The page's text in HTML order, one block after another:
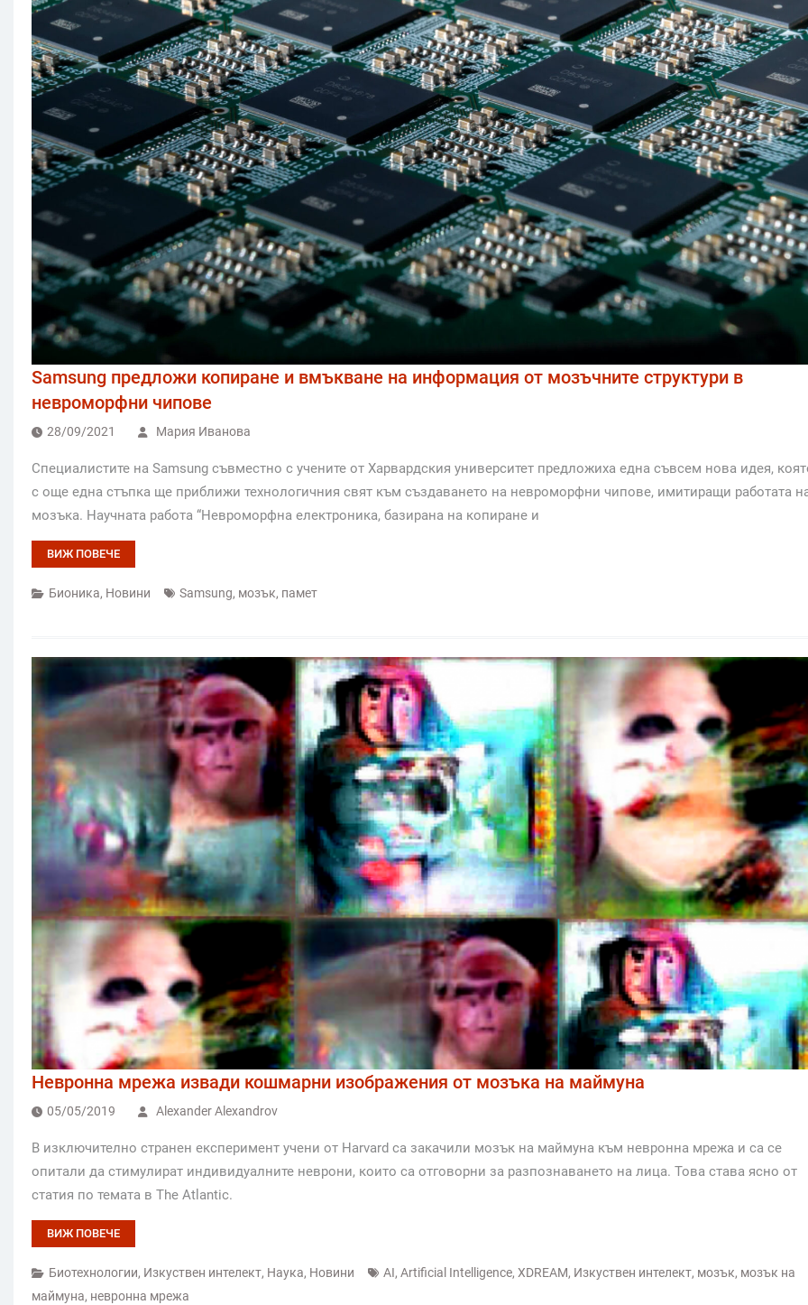
Samsung предложи копиране и вмъкване на информация от мозъчните структури в
невроморфни чипове
28/09/2021 Мария Иванова
Специалистите на Samsung съвместно с учените от Харвардския университет предложиха една съвсем нова идея,
с още една стъпка ще приближи технологичния свят към създаването на невроморфни чипове, имитиращи работата
мозъка. Научната работа “Невроморфна електроника, базирана на копиране и
ВИЖ ПОВЕЧЕ
Бионика, Новини Samsung, мозък, памет
Невронна мрежа извади кошмарни изображения от мозъка на маймуна
05/05/2019 Alexander Alexandrov
В изключително странен експеримент учени от Harvard са закачили мозък на маймуна към невронна мрежа и са се
опитали да стимулират индивидуалните неврони, които са отговорни за разпознаването на лица. Това става ясно от
статия по темата в The Atlantic.
ВИЖ ПОВЕЧЕ
Биотехнологии, Изкуствен интелект, Наука, Новини AI, Artificial Intelligence, XDREAM, Изкуствен интелект, мозък, мозък на
маймуна, невронна мрежа